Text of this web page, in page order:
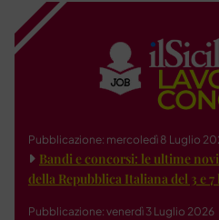
Pubblicazione: mercoledì 8 Luglio
Bandi e concorsi: le ultime
della Repubblica Italiana del 3 e
Pubblicazione: venerdì 3 Luglio 2026